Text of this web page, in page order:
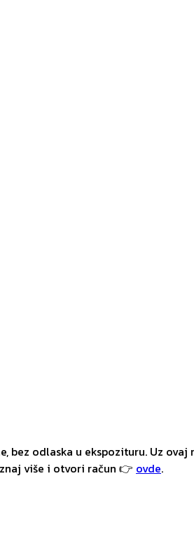
odlaska u ekspozituru. Uz ovaj
više i otvori račun 👉 ovde.